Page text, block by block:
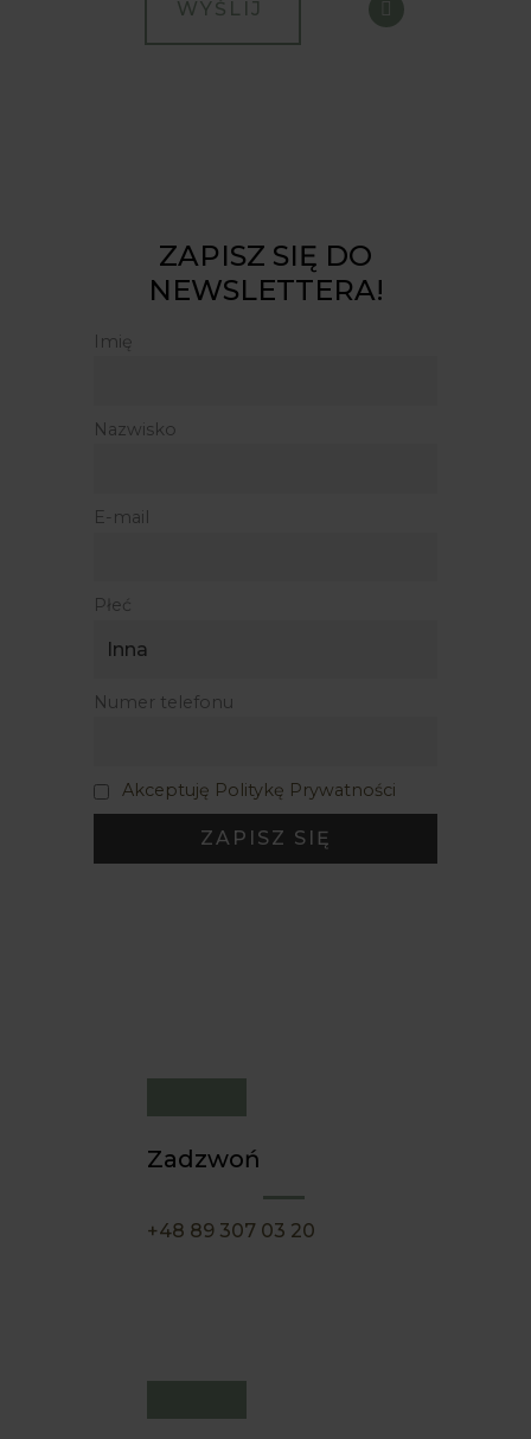
ZAPISZ SIĘ DO
NEWSLETTERA!
Imię
Nazwisko
E-mail
Płeć
Numer telefonu
Akceptuję Politykę Prywatności
Zadzwoń
+48 89 307 03 20